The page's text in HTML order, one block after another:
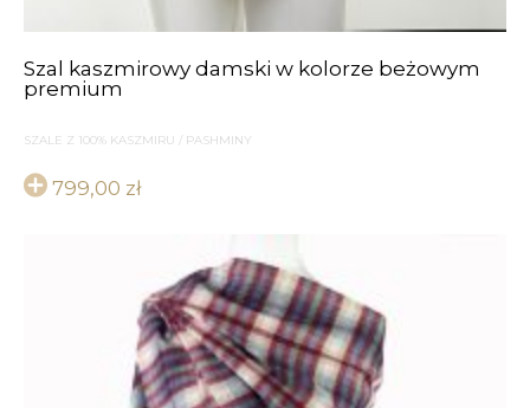
Szal kaszmirowy damski w kolorze beżowym
premium
SZALE Z 100% KASZMIRU / PASHMINY
799,00 zł